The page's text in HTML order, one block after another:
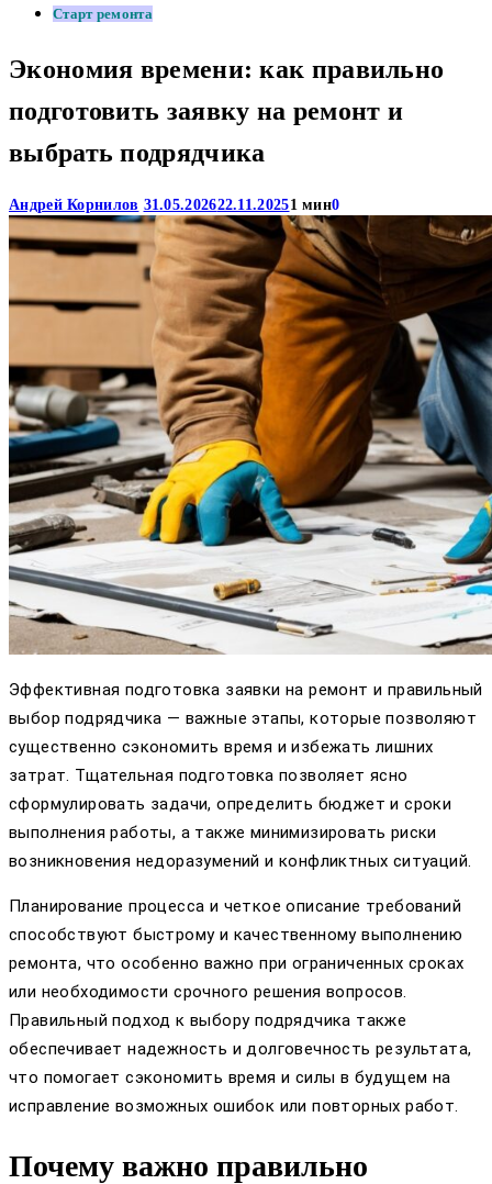
Старт ремонта
Экономия времени: как правильно
подготовить заявку на ремонт и
выбрать подрядчика
Андрей Корнилов 31.05.202622.11.20251 мин0
Эффективная подготовка заявки на ремонт и правильный
выбор подрядчика — важные этапы, которые позволяют
существенно сэкономить время и избежать лишних
затрат. Тщательная подготовка позволяет ясно
сформулировать задачи, определить бюджет и сроки
выполнения работы, а также минимизировать риски
возникновения недоразумений и конфликтных ситуаций.
Планирование процесса и четкое описание требований
способствуют быстрому и качественному выполнению
ремонта, что особенно важно при ограниченных сроках
или необходимости срочного решения вопросов.
Правильный подход к выбору подрядчика также
обеспечивает надежность и долговечность результата,
что помогает сэкономить время и силы в будущем на
исправление возможных ошибок или повторных работ.
Почему важно правильно